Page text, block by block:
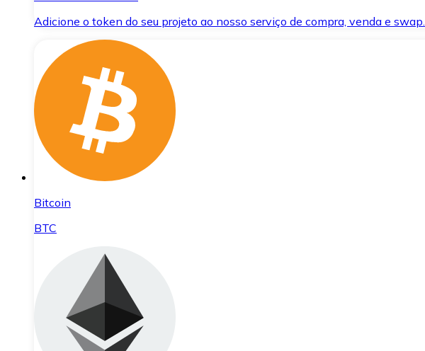
Adicione o token do seu projeto ao nosso serviço de compra, venda e swap.
Bitcoin
BTC